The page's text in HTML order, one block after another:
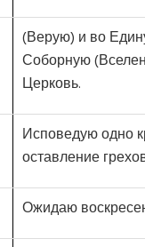
(Верую) и во
Соборную
Церковь.
Исповедую одно
оставление
Ожидаю